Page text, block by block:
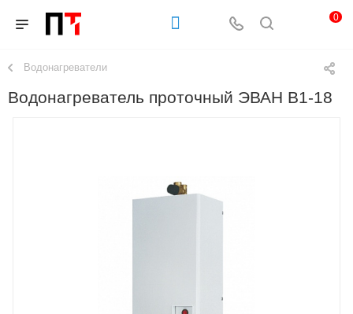
0
Водонагреватели
Водонагреватель проточный ЭВАН В1-18